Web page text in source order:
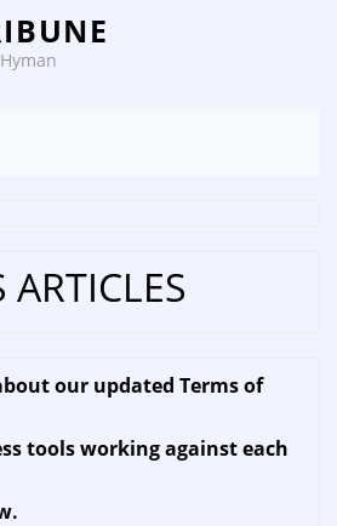
ARTICLES
our updated Terms of
tools working against each